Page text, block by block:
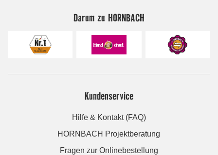
Darum zu HORNBACH
Kundenservice
Hilfe & Kontakt (FAQ)
HORNBACH Projektberatung
Fragen zur Onlinebestellung